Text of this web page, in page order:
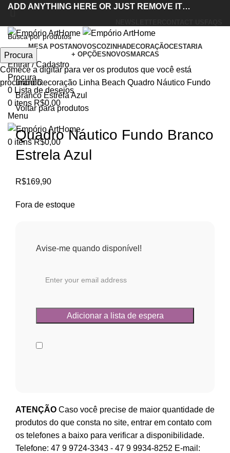
ADD ANYTHING HERE OR JUST REMOVE IT…
MESA POSTANOVOSCOZINHADECORAÇÃOCESTARIA
+ OPÇÕES NOVOS MARCAS
Entrar / Cadastro
Procura
0 Lista de desejos
0 itens R$0,00
Menu
0 itens R$0,00
Acabou
Clique para ampliar
InícioDecoração Linha Beach Quadro Náutico Fundo
Branco Estrela Azul
Voltar para produtos
Quadro Náutico Fundo Branco
Estrela Azul
R$169,90
Fora de estoque
Avise-me quando disponível!
ATENÇÃO Caso você precise de maior quantidade de
produtos do que consta no site, entrar em contato com
os telefones a baixo para verificar a disponibilidade.
Telefone: 47 9 9724-3343 - 47 9 9934-8252 E-mail:
Procura
Comece a digitar para ver os produtos que você está
procurando.